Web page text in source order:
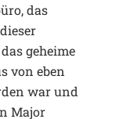
das
geheime
von eben
war und
Major